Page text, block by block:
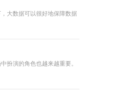
大数据可以很好地保障数据
扮演的角色也越来越重要。